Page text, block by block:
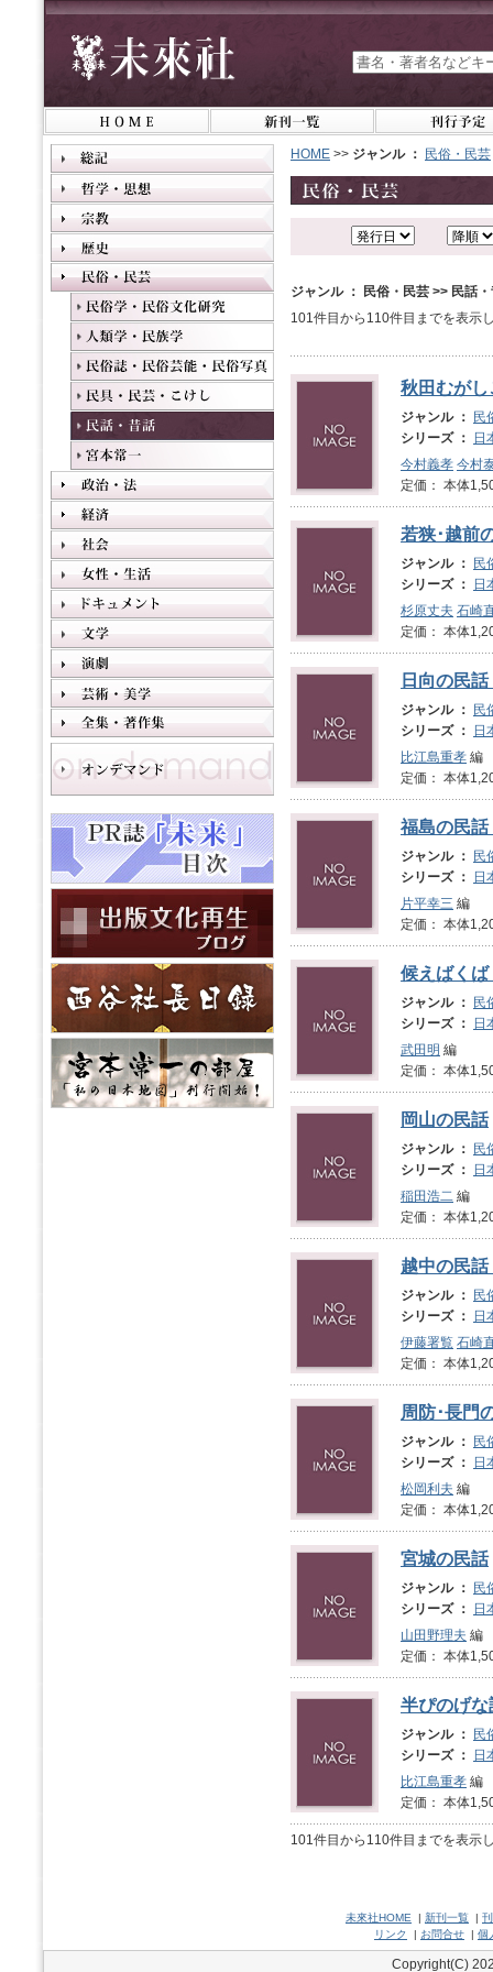
HOME >> ジャンル ： 民俗・民芸
ジャンル ： 民俗・民芸 >> 民話
101件目から110件目までを表示
秋田むがし
ジャンル ：
民
シリーズ ：
日
今村義孝 今村
定価： 本体
若狭･越前
ジャンル ：
民
シリーズ ：
日
杉原丈夫 石崎
定価： 本体
日向の民
ジャンル ：
民
シリーズ ：
日
比江島重孝 編
定価： 本体
福島の民
ジャンル ：
民
シリーズ ：
日
片平幸三 編
定価： 本体
候えばくば
ジャンル ：
民
シリーズ ：
日
武田明 編
定価： 本体
岡山の民話
ジャンル ：
民
シリーズ ：
日
稲田浩二 編
定価： 本体
越中の民
ジャンル ：
民
シリーズ ：
日
伊藤署覧 石崎
定価： 本体
周防･長門
ジャンル ：
民
シリーズ ：
日
松岡利夫 編
定価： 本体
宮城の民話
ジャンル ：
民
シリーズ ：
日
山田野理夫 編
定価： 本体
半ぴのげな
ジャンル ：
民
シリーズ ：
日
比江島重孝 編
定価： 本体
101件目から110件目までを表示
未來社HOME | 新刊一覧 |
リンク
| お問合せ | 個
Copyright(C)